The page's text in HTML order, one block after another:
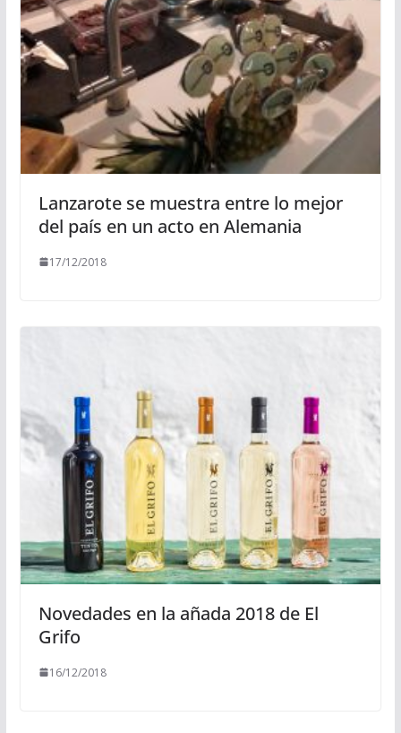
Lanzarote se muestra entre lo mejor
del país en un acto en Alemania
17/12/2018
Novedades en la añada 2018 de El
Grifo
16/12/2018